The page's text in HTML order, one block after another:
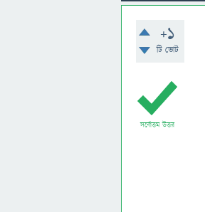
+1
টি ভোট
সর্বোত্তম উত্তর